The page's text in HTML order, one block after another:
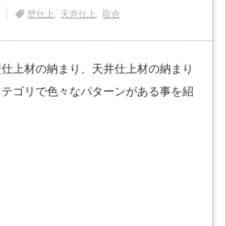
壁仕上 天井仕上 取合
上材の納まり、天井仕上材の納まり
ゴリで色々なパターンがある事を紹